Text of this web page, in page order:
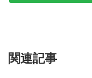
関連記事